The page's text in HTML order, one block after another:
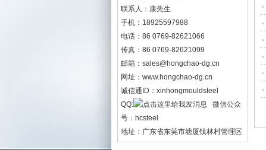
联系人：康先生
手机：18925597988
电话：86 0769-82621066
传真：86 0769-82621099
邮箱： sales@hongchao-dg.cn
网址： www.hongchao-dg.cn
诚信通ID：xinhongmouldsteel
QQ:
微信公众
号：hcsteel
地址：广东省东莞市塘厦镇林村管理区